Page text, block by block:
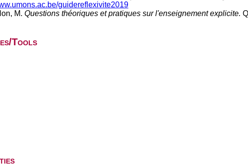
guidereflexivite2019
M. Questions théoriques et pratiques sur l'enseignement explicite.
Tools